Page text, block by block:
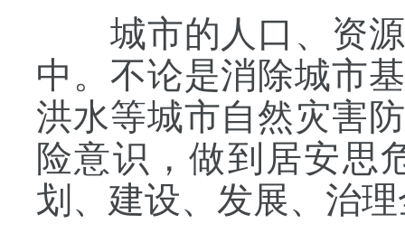
城市的人口、资源
中。不论是消除城市
洪水等城市自然灾害
险意识，做到居安思
划、建设、发展、治